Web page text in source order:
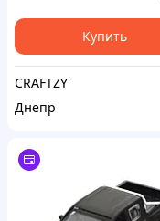
Купить
CRAFTZY
Днепр